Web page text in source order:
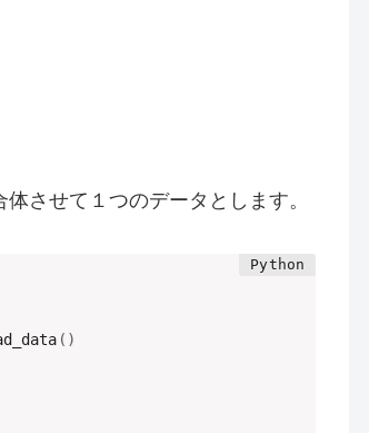
させて１つのデータとします。
( )